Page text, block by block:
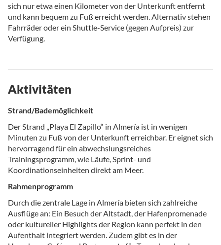
sich nur etwa einen Kilometer von der Unterkunft entfernt
und kann bequem zu Fuß erreicht werden. Alternativ stehen
Fahrräder oder ein Shuttle-Service (gegen Aufpreis) zur
Verfügung.
Aktivitäten
Strand/Bademöglichkeit
Der Strand „Playa El Zapillo“ in Almería ist in wenigen
Minuten zu Fuß von der Unterkunft erreichbar. Er eignet sich
hervorragend für ein abwechslungsreiches
Trainingsprogramm, wie Läufe, Sprint- und
Koordinationseinheiten direkt am Meer.
Rahmenprogramm
Durch die zentrale Lage in Almería bieten sich zahlreiche
Ausflüge an: Ein Besuch der Altstadt, der Hafenpromenade
oder kultureller Highlights der Region kann perfekt in den
Aufenthalt integriert werden. Zudem gibt es in der